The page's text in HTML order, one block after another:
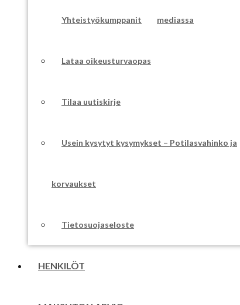
mediassa
Yhteistyökumppanit
Lataa oikeusturvaopas
Tilaa uutiskirje
Usein kysytyt kysymykset – Potilasvahinko ja
korvaukset
Tietosuojaseloste
HENKILÖT